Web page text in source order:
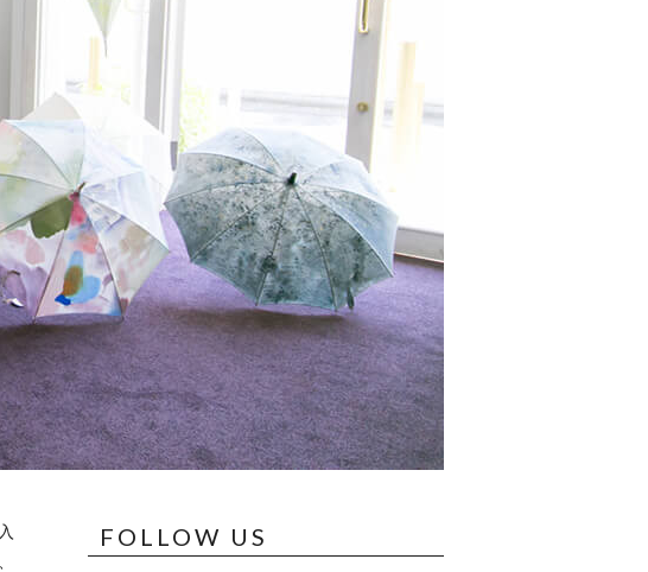
FOLLOW US